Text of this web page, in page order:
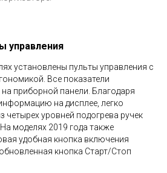
управления
установлены пульты управления с
Все показатели
приборной панели. Благодаря
на дисплее, легко
четырех уровней подогрева ручек
На моделях 2019 года также
удобная кнопка включения
кнопка Старт/Стоп